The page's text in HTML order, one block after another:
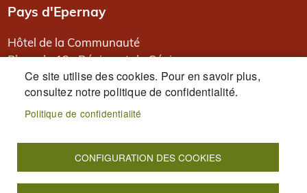
Pays d'Epernay
Hôtel de la Communauté
Place du 13e Régiment de Génie
BP 80526
51331 Epernay
PIED DE PAGE
Données personnelles Accessibilité : Non conforme
S'identifier
Ce site utilise des cookies. Pour en savoir plus,
consultez notre politique de confidentialité.
Politique de confidentialité
CONFIGURATION DES COOKIES